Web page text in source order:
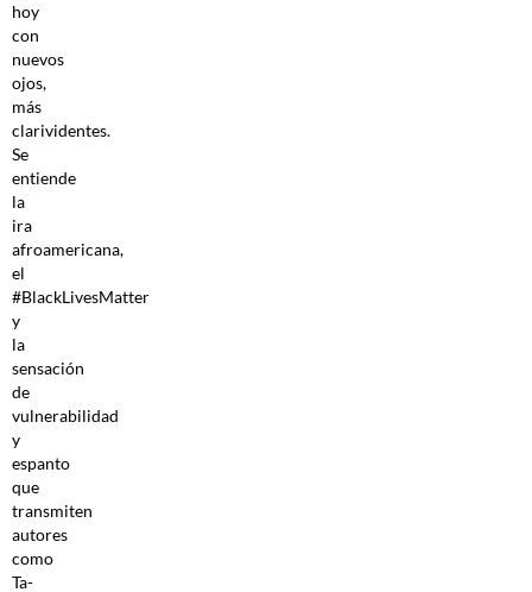
hoy
con
nuevos
ojos,
más
clarividentes.
Se
entiende
la
ira
afroamericana,
el
#BlackLivesMatter
y
la
sensación
de
vulnerabilidad
y
espanto
que
transmiten
autores
como
Ta-